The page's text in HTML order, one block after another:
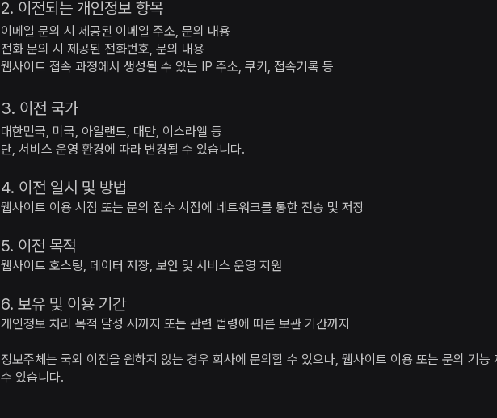
2. 이전되는 개인정보 항목
이메일 문의 시 제공된 이메일 주소, 문의 내용
전화 문의 시 제공된 전화번호, 문의 내용
웹사이트 접속 과정에서 생성될 수 있는 IP 주소, 쿠키, 접속기록 등
3. 이전 국가
대한민국, 미국, 아일랜드, 대만, 이스라엘 등
단, 서비스 운영 환경에 따라 변경될 수 있습니다.
4. 이전 일시 및 방법
웹사이트 이용 시점 또는 문의 접수 시점에 네트워크를 통한 전송 및 저장
5. 이전 목적
웹사이트 호스팅, 데이터 저장, 보안 및 서비스 운영 지원
6. 보유 및 이용 기간
개인정보 처리 목적 달성 시까지 또는 관련 법령에 따른 보관 기간까지
정보주체는 국외 이전을 원하지 않는 경우 회사에 문의할 수 있으나, 웹사이트 이용 또는 문의 기능
수 있습니다.